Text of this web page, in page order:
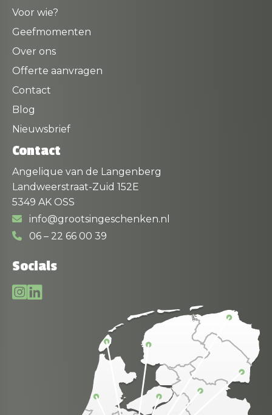
Voor wie?
Geefmomenten
Over ons
Offerte aanvragen
Contact
Blog
Nieuwsbrief
Contact
Angelique van de Langenberg
Landweerstraat-Zuid 152E
5349 AK OSS
info@grootsingeschenken.nl
06 – 22 66 00 39
Socials